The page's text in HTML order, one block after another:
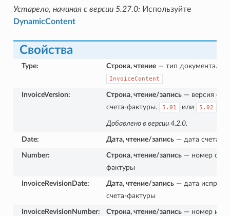
Устарело, начиная с версии 5.27.0: Используйте
DynamicContent
Свойства
Type: Строка, чтение— тип документа.
InvoiceContent
InvoiceVersion: Строка, чтение/запись— версия
счета-фактуры.
5.01 или 5.02
Добавлено в версии 4.2.0.
Date: Дата, чтение/запись— дата счета-
Number: Строка, чтение/запись— номер
фактуры
InvoiceRevisionDate: Дата, чтение/запись— дата
счета-фактуры
InvoiceRevisionNumber: Строка, чтение/запись— номер